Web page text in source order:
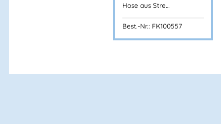
Hose aus Stre…
Best.-Nr.: FK100557